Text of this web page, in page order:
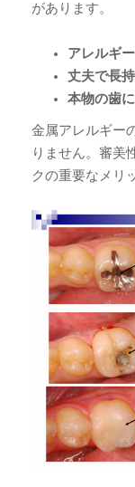
があります。
アレルギ
丈夫で長
本物の歯
金属アレルギー
りません。審美
クの重要なメリ